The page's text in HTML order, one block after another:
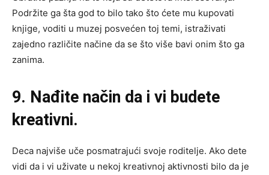
Podržite ga šta god to bilo tako što ćete mu kupovati
knjige, voditi u muzej posvećen toj temi, istraživati
zajedno različite načine da se što više bavi onim što ga
zanima.
9. Nađite način da i vi budete
kreativni.
Deca najviše uče posmatrajući svoje roditelje. Ako dete
vidi da i vi uživate u nekoj kreativnoj aktivnosti bilo da je